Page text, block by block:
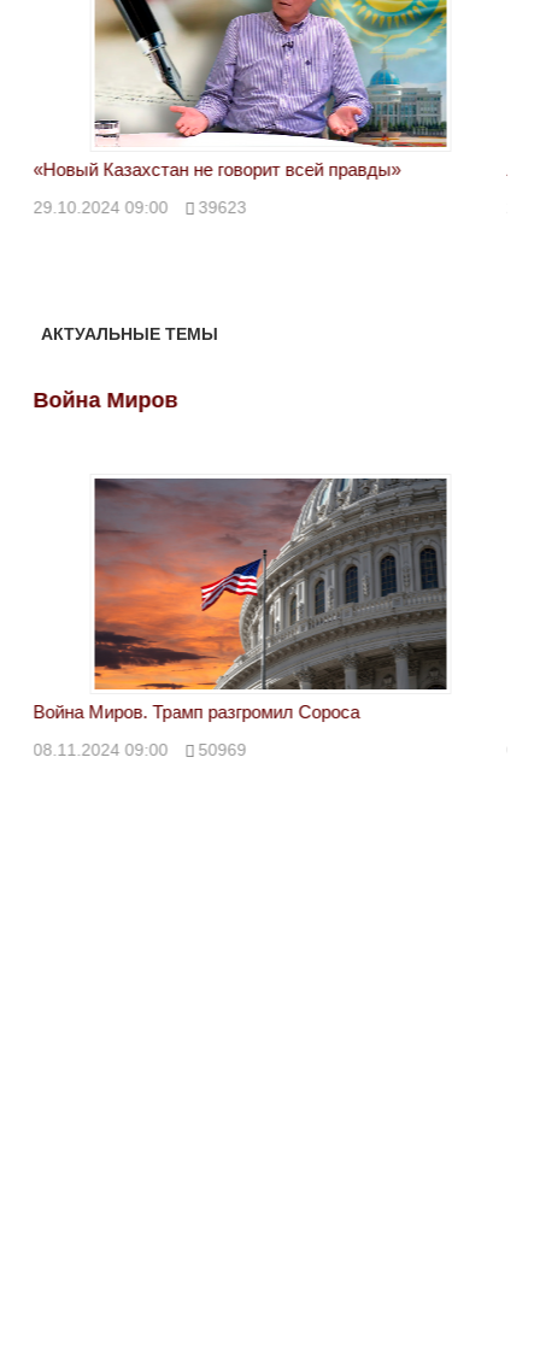
«Новый Казахстан не говорит всей правды»
29.10.2024 09:00 39623
АКТУАЛЬНЫЕ ТЕМЫ
Война Миров
Война Миров. Трамп разгромил Сороса
08.11.2024 09:00 50969